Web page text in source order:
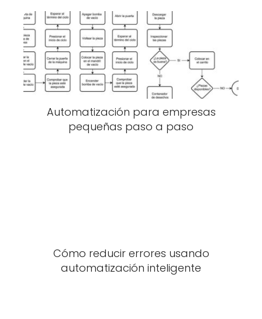
Automatización para empresas
pequeñas paso a paso
Cómo reducir errores usando
automatización inteligente